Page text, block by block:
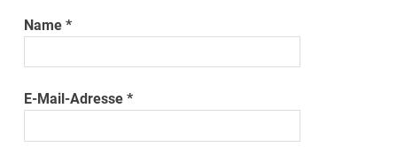
Name*
E-Mail-Adresse*